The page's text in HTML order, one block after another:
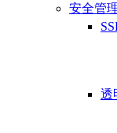
安全管
透